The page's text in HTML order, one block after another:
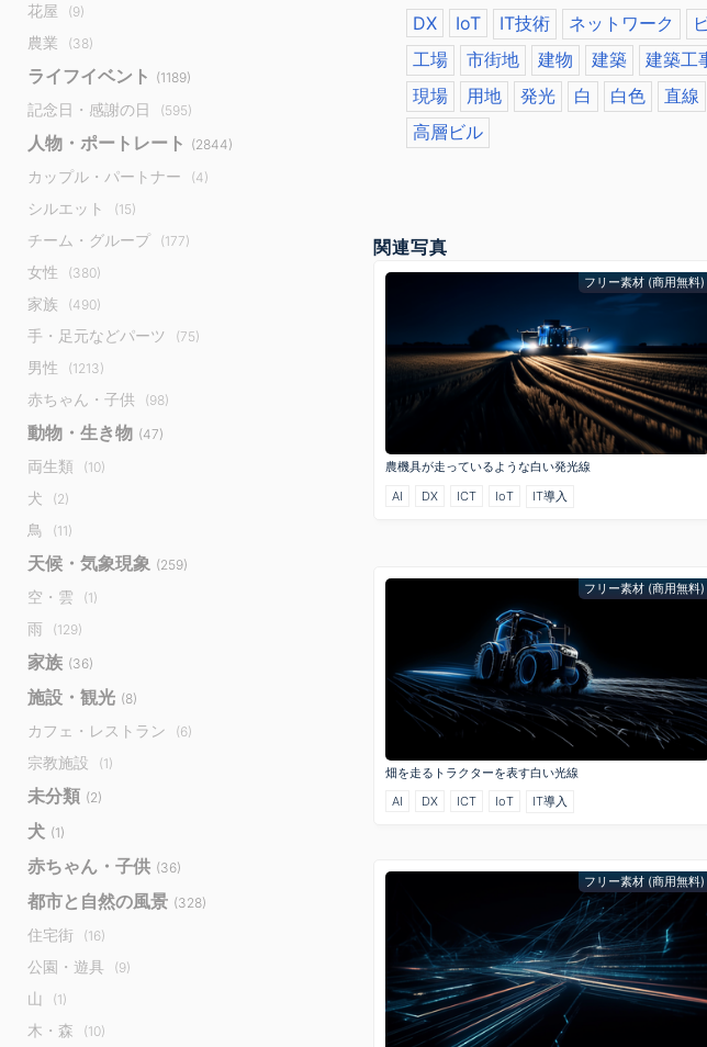
花屋 (9)
農業 (38)
ライフイベント (1189)
記念日・感謝の日 (595)
人物・ポートレート (2844)
カップル・パートナー (4)
シルエット (15)
チーム・グループ (177)
女性 (380)
家族 (490)
手・足元などパーツ (75)
男性 (1213)
赤ちゃん・子供 (98)
動物・生き物 (47)
両生類 (10)
犬 (2)
鳥 (11)
天候・気象現象 (259)
空・雲 (1)
雨 (129)
家族 (36)
施設・観光 (8)
カフェ・レストラン (6)
宗教施設 (1)
未分類 (2)
犬 (1)
赤ちゃん・子供 (36)
都市と自然の風景 (328)
住宅街 (16)
公園・遊具 (9)
山 (1)
木・森 (10)
DX
IoT IT技術 ネットワーク
工場
市街地 建物 建築 建築工
現場
用地 発光 白 白色 直線
高層ビル
関連写真
フリー素材 (商用無料)
農機具が走っているような白い発光線
AI
DX ICT IoT IT導入
フリー素材 (商用無料)
畑を走るトラクターを表す白い光線
AI
DX ICT IoT IT導入
フリー素材 (商用無料)